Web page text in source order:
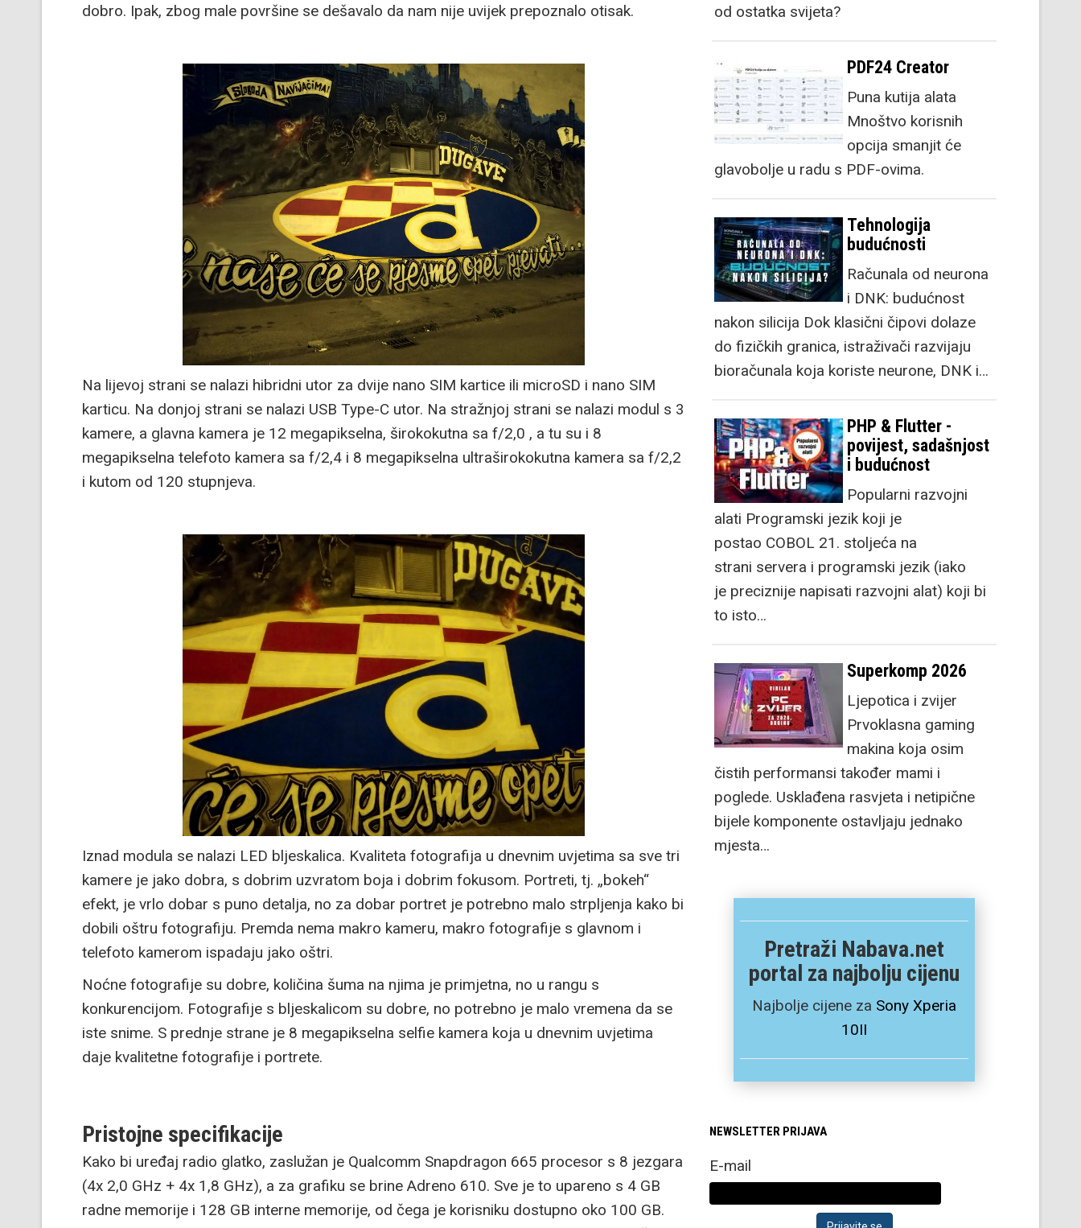
dobro. Ipak, zbog male površine se dešavalo da nam nije uvijek prepoznalo otisak.
Na lijevoj strani se nalazi hibridni utor za dvije nano SIM kartice ili microSD i nano SIM
karticu. Na donjoj strani se nalazi USB Type-C utor. Na stražnjoj strani se nalazi modul s 3
kamere, a glavna kamera je 12 megapikselna, širokokutna sa f/2,0 , a tu su i 8
megapikselna telefoto kamera sa f/2,4 i 8 megapikselna ultraširokokutna kamera sa f/2,2
i kutom od 120 stupnjeva.
Iznad modula se nalazi LED bljeskalica. Kvaliteta fotografija u dnevnim uvjetima sa sve tri
kamere je jako dobra, s dobrim uzvratom boja i dobrim fokusom. Portreti, tj. „bokeh“
efekt, je vrlo dobar s puno detalja, no za dobar portret je potrebno malo strpljenja kako bi
dobili oštru fotografiju. Premda nema makro kameru, makro fotografije s glavnom i
telefoto kamerom ispadaju jako oštri.
Noćne fotografije su dobre, količina šuma na njima je primjetna, no u rangu s
konkurencijom. Fotografije s bljeskalicom su dobre, no potrebno je malo vremena da se
iste snime. S prednje strane je 8 megapikselna selfie kamera koja u dnevnim uvjetima
daje kvalitetne fotografije i portrete.
Pristojne specifikacije
Kako bi uređaj radio glatko, zaslužan je Qualcomm Snapdragon 665 procesor s 8 jezgara
(4x 2,0 GHz + 4x 1,8 GHz), a za grafiku se brine Adreno 610. Sve je to upareno s 4 GB
radne memorije i 128 GB interne memorije, od čega je korisniku dostupno oko 100 GB.
od ostatka svijeta?
PDF24 Creator
Puna kutija alata
Mnoštvo korisnih
opcija smanjit će
glavobolje u radu s PDF-ovima.
Tehnologija
budućnosti
Računala od neurona
i DNK: budućnost
nakon silicija Dok klasični čipovi dolaze
do fizičkih granica, istraživači razvijaju
bioračunala koja koriste neurone, DNK i…
PHP & Flutter -
povijest, sadašnjost
i budućnost
Popularni razvojni
alati Programski jezik koji je
postao COBOL 21. stoljeća na
strani servera i programski jezik (iako
je preciznije napisati razvojni alat) koji bi
to isto…
Superkomp 2026
Ljepotica i zvijer
Prvoklasna gaming
makina koja osim
čistih performansi također mami i
poglede. Usklađena rasvjeta i netipične
bijele komponente ostavljaju jednako
mjesta…
Pretraži Nabava.net
portal za najbolju cijenu
Najbolje cijene za Sony Xperia
10II
NEWSLETTER PRIJAVA
E-mail